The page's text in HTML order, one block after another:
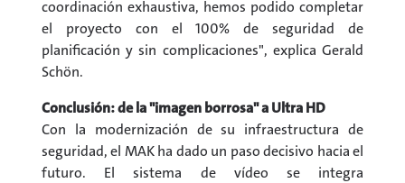
coordinación exhaustiva, hemos podido completar
el proyecto con el 100% de seguridad de
planificación y sin complicaciones", explica Gerald
Schön.
Conclusión: de la "imagen borrosa" a Ultra HD
Con la modernización de su infraestructura de
seguridad, el MAK ha dado un paso decisivo hacia el
futuro. El sistema de vídeo se integra